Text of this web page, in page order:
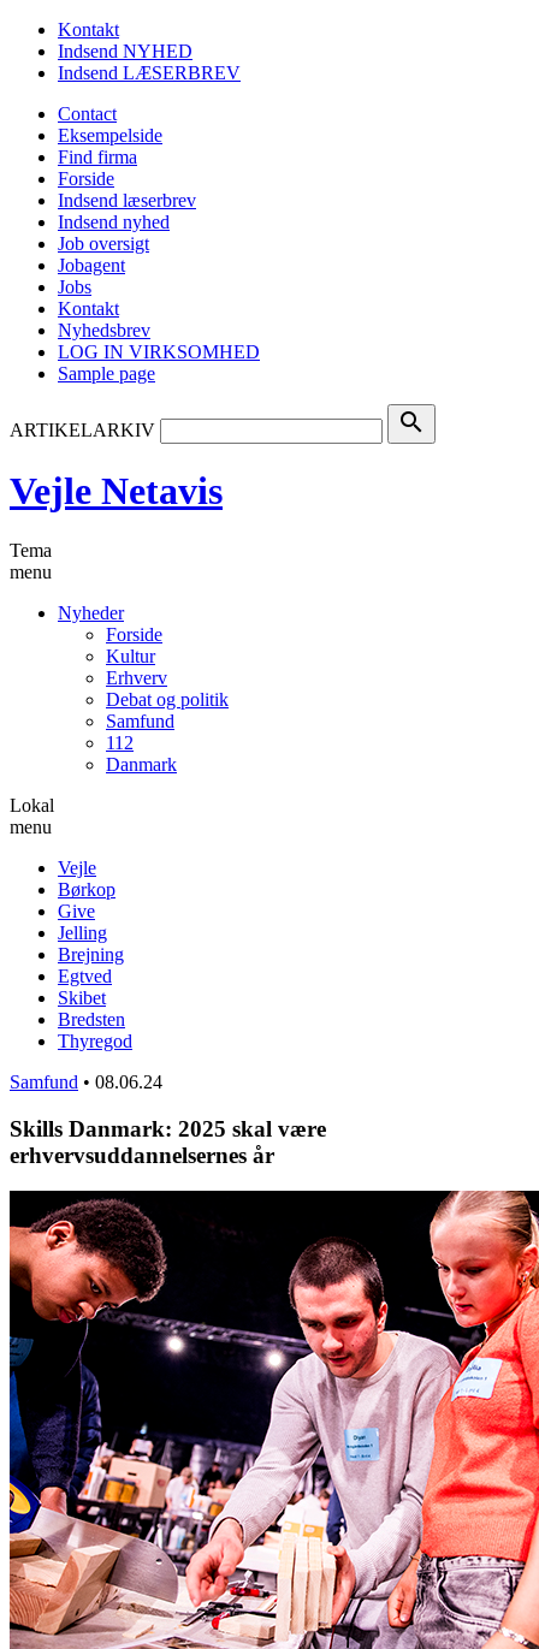
Kontakt
Indsend NYHED
Indsend LÆSERBREV
Contact
Eksempelside
Find firma
Forside
Indsend læserbrev
Indsend nyhed
Job oversigt
Jobagent
Jobs
Kontakt
Nyhedsbrev
LOG IN VIRKSOMHED
Sample page
ARTIKELARKIV search
Vejle Netavis
Tema
menu
Nyheder
Forside
Kultur
Erhverv
Debat og politik
Samfund
112
Danmark
Lokal
menu
Vejle
Børkop
Give
Jelling
Brejning
Egtved
Skibet
Bredsten
Thyregod
Samfund • 08.06.24
Skills Danmark: 2025 skal være
erhvervsuddannelsernes år